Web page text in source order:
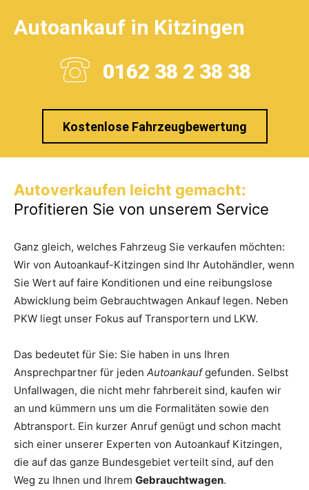
Autoankauf in Kitzingen
0162 38 2 38 38
Kostenlose Fahrzeugbewertung
Autoverkaufen leicht gemacht:
Profitieren Sie von unserem Service
Ganz gleich, welches Fahrzeug Sie verkaufen möchten:
Wir von Autoankauf-Kitzingen sind Ihr Autohändler, wenn
Sie Wert auf faire Konditionen und eine reibungslose
Abwicklung beim Gebrauchtwagen Ankauf legen. Neben
PKW liegt unser Fokus auf Transportern und LKW.
Das bedeutet für Sie: Sie haben in uns Ihren
Ansprechpartner für jeden Autoankaufgefunden. Selbst
Unfallwagen, die nicht mehr fahrbereit sind, kaufen wir
an und kümmern uns um die Formalitäten sowie den
Abtransport. Ein kurzer Anruf genügt und schon macht
sich einer unserer Experten von Autoankauf Kitzingen,
die auf das ganze Bundesgebiet verteilt sind, auf den
Weg zu Ihnen und Ihrem Gebrauchtwagen.